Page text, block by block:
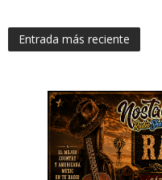
Entrada más reciente